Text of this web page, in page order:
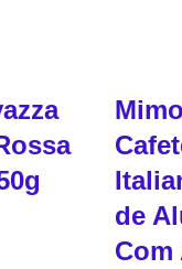
de
Com